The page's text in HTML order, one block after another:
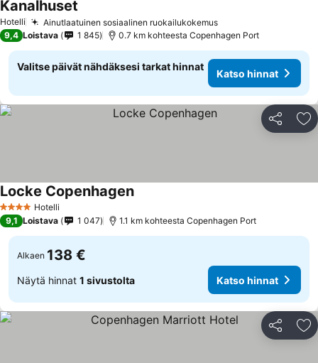
Hotelli Ainutlaatuinen sosiaalinen ruokailukokemusKatso hinnat
Kanalhuset
9,4 Loistava 1 845 0.7 km kohteesta Copenhagen Port
Valitse päivät nähdäksesi tarkat hinnat
Katso hinnat
Jaa
4 Tähtiluokitus
Hotelli
Locke CopenhagenKatso hinnat
9,1 Loistava 1 047 1.1 km kohteesta Copenhagen Port
Alkaen 138 €
Näytä hinnat 1 sivustolta Katso hinnat
Jaa